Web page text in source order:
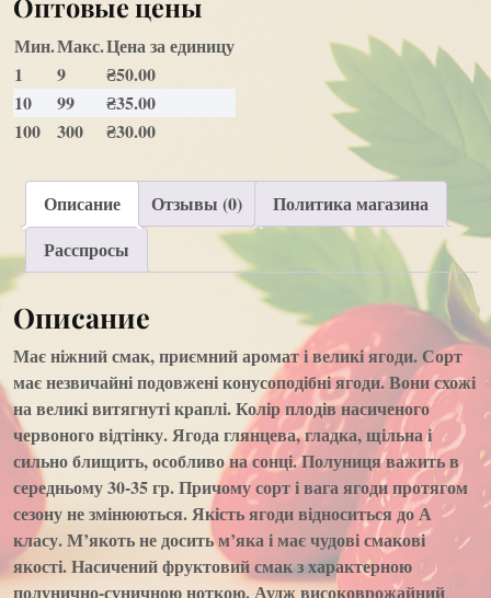
Оптовые цены
Мин.Макс.Цена за единицу
1
9 ₴50.00
10
99 ₴35.00
100
300 ₴30.00
Описание Отзывы (0)
Политика магазина
Расспросы
Описание
Має ніжний смак, приємний аромат і великі ягоди. Сорт
має незвичайні подовжені конусоподібні ягоди. Вони схожі
на великі витягнуті краплі. Колір плодів насиченого
червоного відтінку. Ягода глянцева, гладка, щільна і
сильно блищить, особливо на сонці. Полуниця важить в
середньому 30-35 гр. Причому сорт і вага ягоди протягом
сезону не змінюються. Якість ягоди відноситься до А
класу. М’якоть не досить м’яка і має чудові смакові
якості. Насичений фруктовий смак з характерною
полунично-суничною ноткою. Аудж високоврожайний